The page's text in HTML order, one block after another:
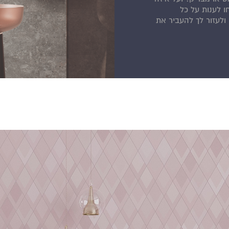
לענות על כל
לך להעביר את